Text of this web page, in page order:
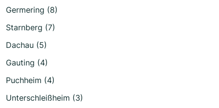
Germering (8)
Starnberg (7)
Dachau (5)
Gauting (4)
Puchheim (4)
Unterschleißheim (3)